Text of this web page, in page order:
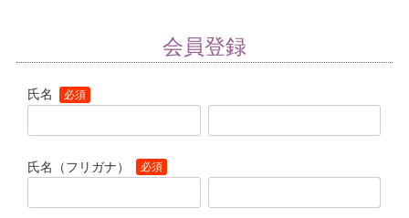
会員登録
氏名
(必須)
氏名（フリガナ）
(必須)